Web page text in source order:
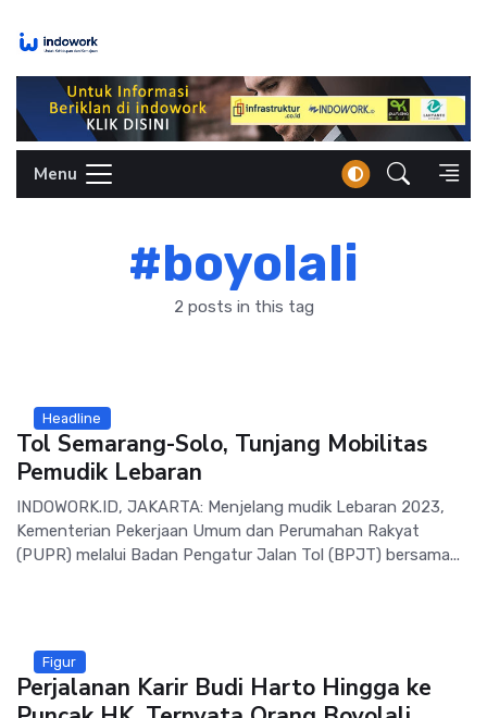
Menu
#boyolali
2 posts in this tag
Headline
Tol Semarang-Solo, Tunjang Mobilitas
Pemudik Lebaran
INDOWORK.ID, JAKARTA: Menjelang mudik Lebaran 2023,
Kementerian Pekerjaan Umum dan Perumahan Rakyat
(PUPR) melalui Badan Pengatur Jalan Tol (BPJT) bersama...
Figur
Perjalanan Karir Budi Harto Hingga ke